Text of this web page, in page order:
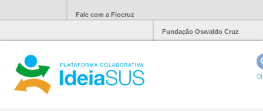
Fale com a Fiocruz
Fundação Oswaldo Cruz